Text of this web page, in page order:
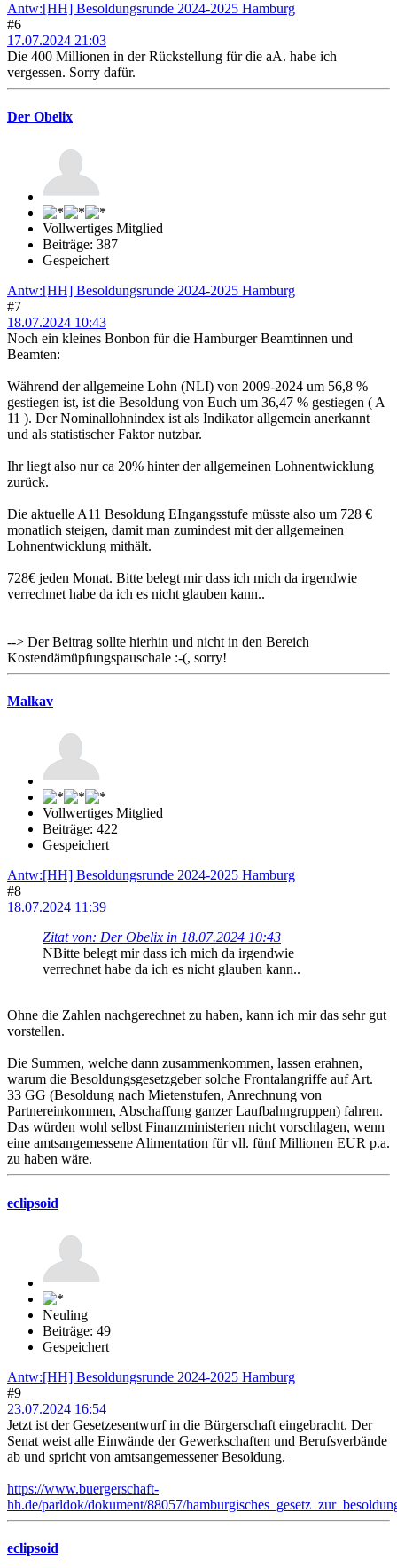
Antw:[HH] Besoldungsrunde 2024-2025 Hamburg
#6
17.07.2024 21:03
Die 400 Millionen in der Rückstellung für die aA. habe ich
vergessen. Sorry dafür.
Der Obelix
Vollwertiges Mitglied
Beiträge: 387
Gespeichert
Antw:[HH] Besoldungsrunde 2024-2025 Hamburg
#7
18.07.2024 10:43
Noch ein kleines Bonbon für die Hamburger Beamtinnen und
Beamten:
Während der allgemeine Lohn (NLI) von 2009-2024 um 56,8 %
gestiegen ist, ist die Besoldung von Euch um 36,47 % gestiegen ( A
11 ). Der Nominallohnindex ist als Indikator allgemein anerkannt
und als statistischer Faktor nutzbar.
Ihr liegt also nur ca 20% hinter der allgemeinen Lohnentwicklung
zurück.
Die aktuelle A11 Besoldung EIngangsstufe müsste also um 728 €
monatlich steigen, damit man zumindest mit der allgemeinen
Lohnentwicklung mithält.
728€ jeden Monat. Bitte belegt mir dass ich mich da irgendwie
verrechnet habe da ich es nicht glauben kann..
--> Der Beitrag sollte hierhin und nicht in den Bereich
Kostendämüpfungspauschale :-(, sorry!
Malkav
Vollwertiges Mitglied
Beiträge: 422
Gespeichert
Antw:[HH] Besoldungsrunde 2024-2025 Hamburg
#8
18.07.2024 11:39
Zitat von: Der Obelix in 18.07.2024 10:43
NBitte belegt mir dass ich mich da irgendwie
verrechnet habe da ich es nicht glauben kann..
Ohne die Zahlen nachgerechnet zu haben, kann ich mir das sehr gut
vorstellen.
Die Summen, welche dann zusammenkommen, lassen erahnen,
warum die Besoldungsgesetzgeber solche Frontalangriffe auf Art.
33 GG (Besoldung nach Mietenstufen, Anrechnung von
Partnereinkommen, Abschaffung ganzer Laufbahngruppen) fahren.
Das würden wohl selbst Finanzministerien nicht vorschlagen, wenn
eine amtsangemessene Alimentation für vll. fünf Millionen EUR p.a.
zu haben wäre.
eclipsoid
Neuling
Beiträge: 49
Gespeichert
Antw:[HH] Besoldungsrunde 2024-2025 Hamburg
#9
23.07.2024 16:54
Jetzt ist der Gesetzesentwurf in die Bürgerschaft eingebracht. Der
Senat weist alle Einwände der Gewerkschaften und Berufsverbände
ab und spricht von amtsangemessener Besoldung.
https://www.buergerschaft-
hh.de/parldok/dokument/88057/
eclipsoid